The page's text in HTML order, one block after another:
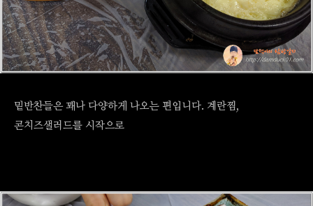
밑반찬들은 꽤나 다양하게 나오는 편입니다. 계란찜,
콘치즈샐러드를 시작으로